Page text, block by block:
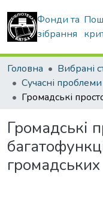
Фонди та
зібрання
Головна
Громадські